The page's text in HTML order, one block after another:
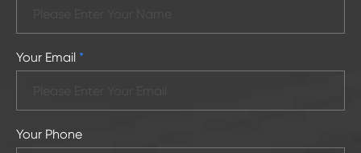
Your Email *
Your Phone